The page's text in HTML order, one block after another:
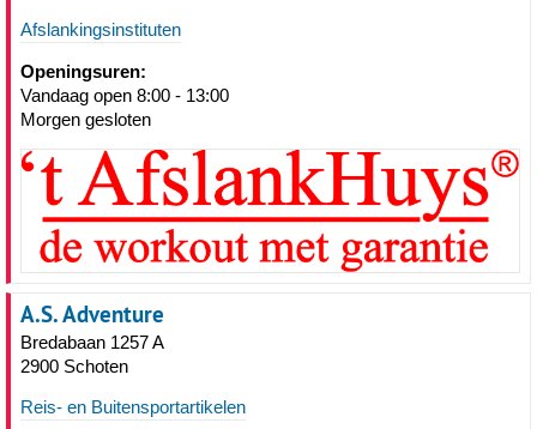
Afslankingsinstituten
Openingsuren:
Vandaag open 8:00 - 13:00
Morgen gesloten
A.S. Adventure
Bredabaan 1257 A
2900 Schoten
Reis- en Buitensportartikelen